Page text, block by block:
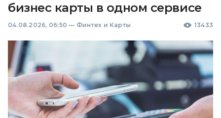
бизнес карты в одном сервисе
04.08.2026, 06:50 — Финтех и Карты 13433